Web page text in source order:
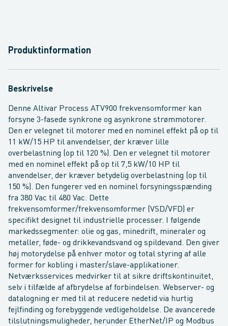
Produktinformation
Beskrivelse
Denne Altivar Process ATV900 frekvensomformer kan
forsyne 3-fasede synkrone og asynkrone strømmotorer.
Den er velegnet til motorer med en nominel effekt på op til
11 kW/15 HP til anvendelser, der kræver lille
overbelastning (op til 120 %). Den er velegnet til motorer
med en nominel effekt på op til 7,5 kW/10 HP til
anvendelser, der kræver betydelig overbelastning (op til
150 %). Den fungerer ved en nominel forsyningsspænding
fra 380 Vac til 480 Vac. Dette
frekvensomformer/frekvensomformer (VSD/VFD) er
specifikt designet til industrielle processer. I følgende
markedssegmenter: olie og gas, minedrift, mineraler og
metaller, føde- og drikkevandsvand og spildevand. Den giver
høj motorydelse på enhver motor og total styring af alle
former for kobling i master/slave-applikationer.
Netværksservices medvirker til at sikre driftskontinuitet,
selv i tilfælde af afbrydelse af forbindelsen. Webserver- og
datalogning er med til at reducere nedetid via hurtig
fejlfinding og forebyggende vedligeholdelse. De avancerede
tilslutningsmuligheder, herunder EtherNet/IP og Modbus